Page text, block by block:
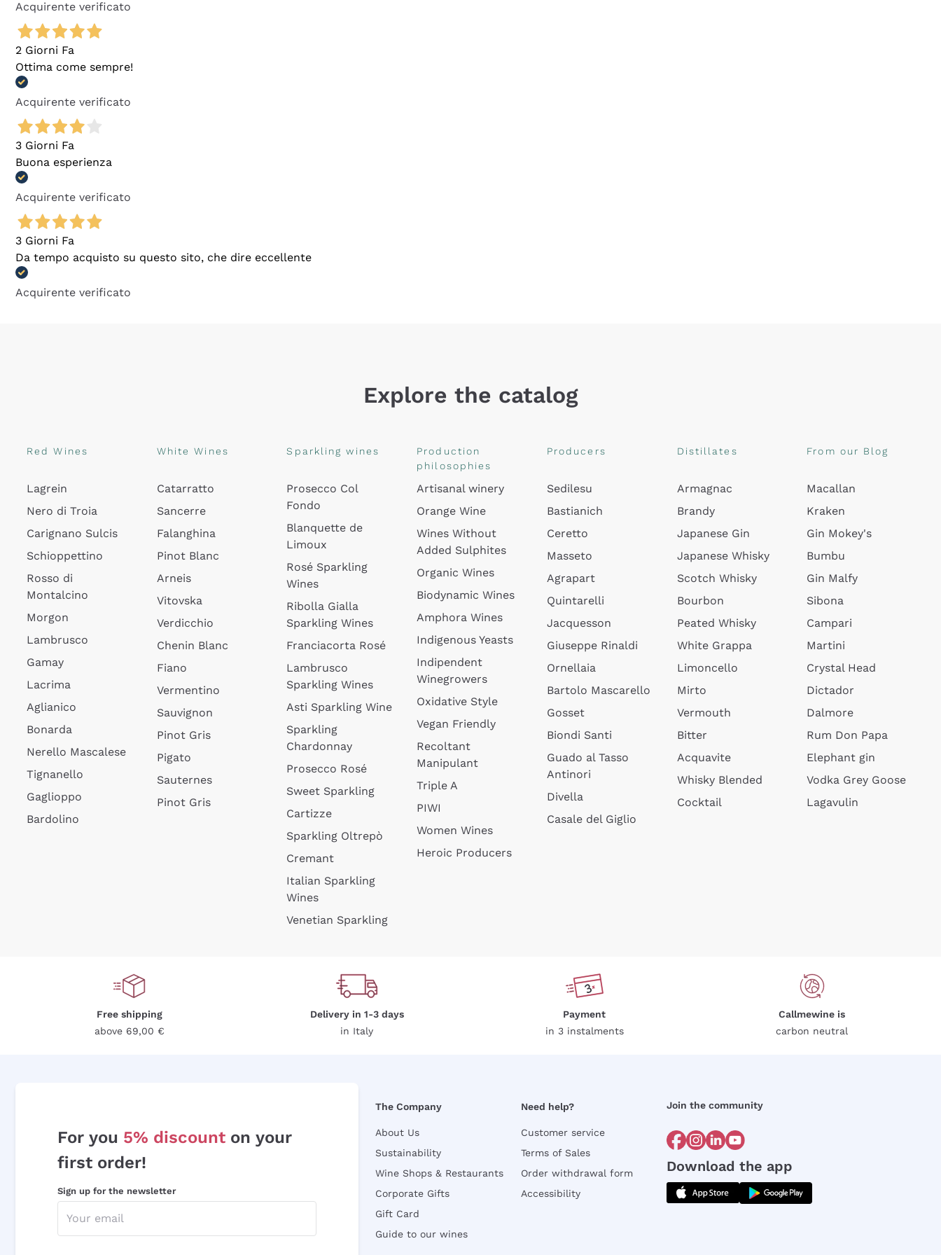
Acquirente verificato
2 Giorni Fa
Ottima come sempre!
Acquirente verificato
3 Giorni Fa
Buona esperienza
Acquirente verificato
3 Giorni Fa
Da tempo acquisto su questo sito, che dire eccellente
Acquirente verificato
Explore the catalog
Red Wines
Lagrein
Nero di Troia
Carignano Sulcis
Schioppettino
Rosso di
Montalcino
Morgon
Lambrusco
Gamay
Lacrima
Aglianico
Bonarda
Nerello Mascalese
Tignanello
Gaglioppo
Bardolino
White Wines
Catarratto
Sancerre
Falanghina
Pinot Blanc
Arneis
Vitovska
Verdicchio
Chenin Blanc
Fiano
Vermentino
Sauvignon
Pinot Gris
Pigato
Sauternes
Pinot Gris
Sparkling wines
Prosecco Col
Fondo
Blanquette de
Limoux
Rosé Sparkling
Wines
Ribolla Gialla
Sparkling Wines
Franciacorta Rosé
Lambrusco
Sparkling Wines
Asti Sparkling Wine
Sparkling
Chardonnay
Prosecco Rosé
Sweet Sparkling
Cartizze
Sparkling Oltrepò
Cremant
Italian Sparkling
Wines
Venetian Sparkling
Production
philosophies
Artisanal winery
Orange Wine
Wines Without
Added Sulphites
Organic Wines
Biodynamic Wines
Amphora Wines
Indigenous Yeasts
Indipendent
Winegrowers
Oxidative Style
Vegan Friendly
Recoltant
Manipulant
Triple A
PIWI
Women Wines
Heroic Producers
Producers
Sedilesu
Bastianich
Ceretto
Masseto
Agrapart
Quintarelli
Jacquesson
Giuseppe Rinaldi
Ornellaia
Bartolo Mascarello
Gosset
Biondi Santi
Guado al Tasso
Antinori
Divella
Casale del Giglio
Distillates
Armagnac
Brandy
Japanese Gin
Japanese Whisky
Scotch Whisky
Bourbon
Peated Whisky
White Grappa
Limoncello
Mirto
Vermouth
Bitter
Acquavite
Whisky Blended
Cocktail
From our Blog
Macallan
Kraken
Gin Mokey's
Bumbu
Gin Malfy
Sibona
Campari
Martini
Crystal Head
Dictador
Dalmore
Rum Don Papa
Elephant gin
Vodka Grey Goose
Lagavulin
Free shipping
above 69,00 €
Delivery in 1-3 days
in Italy
Payment
in 3 instalments
Callmewine is
carbon neutral
For you 5% discount on your
first order!
Sign up for the newsletter
The Company
About Us
Sustainability
Wine Shops & Restaurants
Corporate Gifts
Gift Card
Guide to our wines
Need help?
Customer service
Terms of Sales
Order withdrawal form
Accessibility
Join the community
Download the app